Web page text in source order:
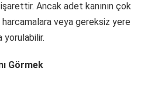
Ancak adet kanının çok
harcamalara veya gereksiz yere
yorulabilir.
Görmek